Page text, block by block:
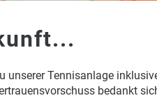
unserer Tennisanlage
bedankt